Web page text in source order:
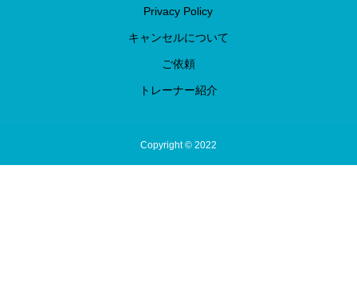
Privacy Policy
キャンセルについて
ご依頼
トレーナー紹介
Copyright © 2022